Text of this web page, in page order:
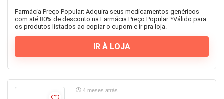
Farmácia Preço Popular: Adquira seus medicamentos genéricos
com até 80% de desconto na Farmácia Preço Popular. *Válido para
os produtos listados ao copiar o cupom e ir pra loja.
IR À LOJA
4 meses atrás